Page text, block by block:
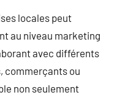
locales peut
au niveau marketing
avec différents
commerçants ou
non seulement